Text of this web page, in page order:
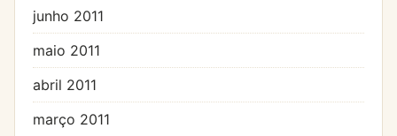
junho 2011
maio 2011
abril 2011
março 2011